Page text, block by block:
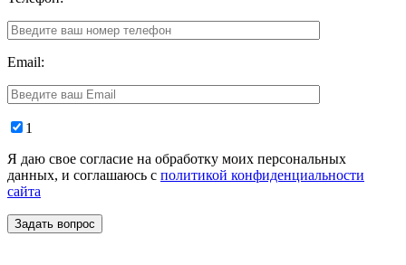
Email:
1
Я даю свое согласие на обработку моих персональных
данных, и соглашаюсь с политикой конфиденциальности
сайта
Задать вопрос